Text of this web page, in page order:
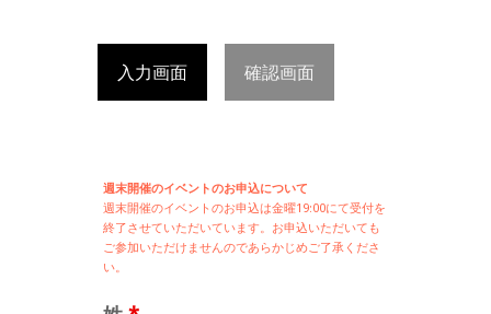
入力画面 確認画面
週末開催のイベントのお申込について
週末開催のイベントのお申込は金曜19:00にて受付を
終了させていただいています。お申込いただいても
ご参加いただけませんのであらかじめご了承くださ
い。